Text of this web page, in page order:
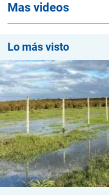
Mas videos
Lo más visto